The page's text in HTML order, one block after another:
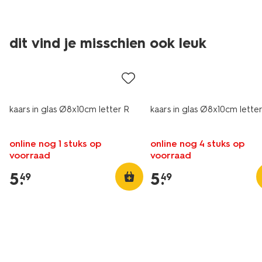
dit vind je misschien ook leuk
kaars in glas Ø8x10cm letter R
online nog 1 stuks op
voorraad
5.
49
kaars in glas Ø8x10cm
online nog 4 stuks op
voorraad
5.
49